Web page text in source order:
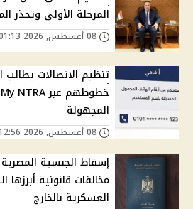
المرحلة الأولى وتحذر
تنظيم الاتصالات
المجهولة
مخالفات قانونية أبرزها
العسكرية بالخارج